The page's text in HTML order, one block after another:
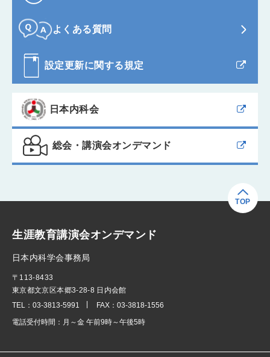
よくある質問
設定更新に関する規定
日本内科会
総会・講演会オンデマンド
TOP
生涯教育講演会オンデマンド
日本内科学会事務局
〒113-8433
東京都文京区本郷3-28-8 日内会館
TEL： 03-3813-5991 FAX： 03-3818-1556
電話受付時間： 月～金 午前9時～午後5時